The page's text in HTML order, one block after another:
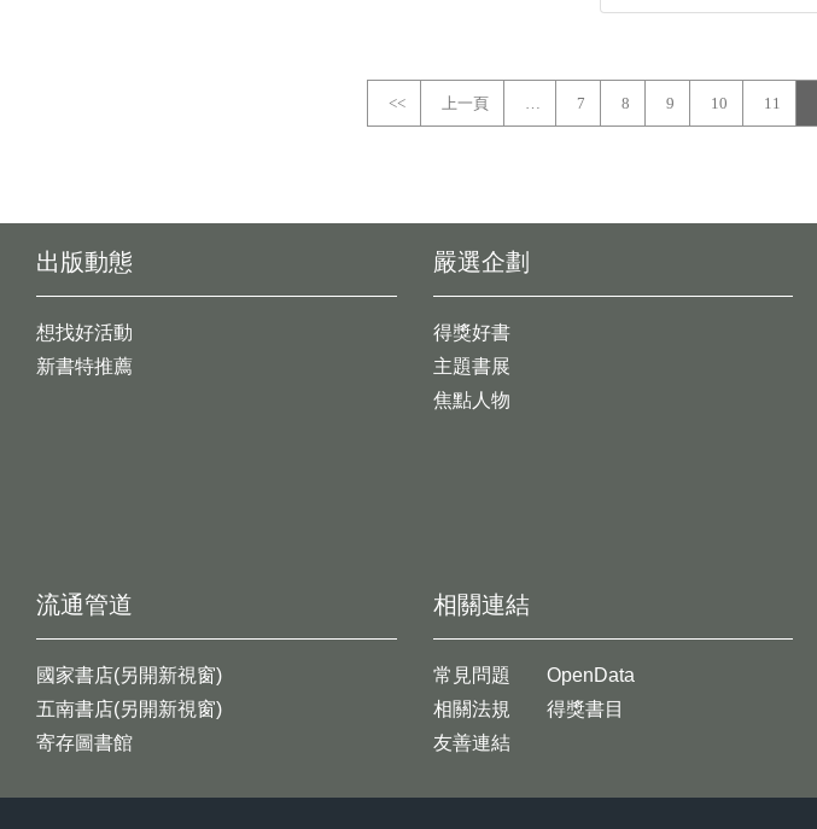
<< 上一頁 … 7 8 9 10 11
出版動態
想找好活動
新書特推薦
嚴選企劃
得獎好書
主題書展
焦點人物
流通管道
國家書店(另開新視窗)
五南書店(另開新視窗)
寄存圖書館
相關連結
常見問題
相關法規
友善連結
OpenData
得獎書目